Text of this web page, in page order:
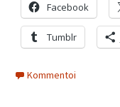
Facebook
Tumblr
Kommentoi